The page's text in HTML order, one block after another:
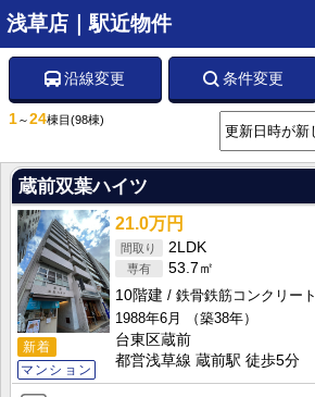
浅草店｜駅近物件
沿線変更 条件変更
1～24棟目 (98棟)
蔵前双葉ハイツ
新着
マンション
21.0万円
2LDK
53.7㎡
10階建
鉄骨鉄筋コンクリート
1988年6月
（築38年）
台東区蔵前
都営浅草線 蔵前駅 徒歩5分